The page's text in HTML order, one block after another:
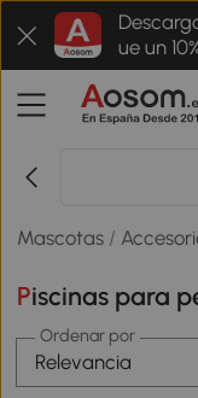
ue un
r pedido
Mascotas /
Piscinas para
Ordenar por
Relevancia